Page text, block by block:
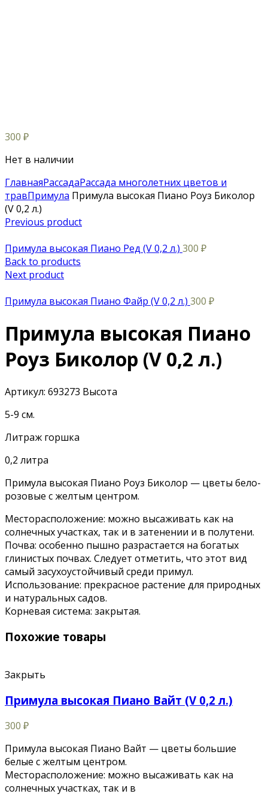
300 ₽
Нет в наличии
ГлавнаяРассадаРассада многолетних цветов и
травПримула Примула высокая Пиано Роуз Биколор
(V 0,2 л.)
Previous product
Примула высокая Пиано Ред (V 0,2 л.) 300 ₽
Back to products
Next product
Примула высокая Пиано Файр (V 0,2 л.) 300 ₽
Примула высокая Пиано
Роуз Биколор (V 0,2 л.)
Артикул: 693273 Высота
5-9 см.
Литраж горшка
0,2 литра
Примула высокая Пиано Роуз Биколор — цветы бело-
розовые с желтым центром.
Месторасположение: можно высаживать как на
солнечных участках, так и в затенении и в полутени.
Почва: особенно пышно разрастается на богатых
глинистых почвах. Следует отметить, что этот вид
самый засухоустойчивый среди примул.
Использование: прекрасное растение для природных
и натуральных садов.
Корневая система: закрытая.
Похожие товары
Закрыть
Примула высокая Пиано Вайт (V 0,2 л.)
300 ₽
Примула высокая Пиано Вайт — цветы большие
белые с желтым центром.
Месторасположение: можно высаживать как на
солнечных участках, так и в